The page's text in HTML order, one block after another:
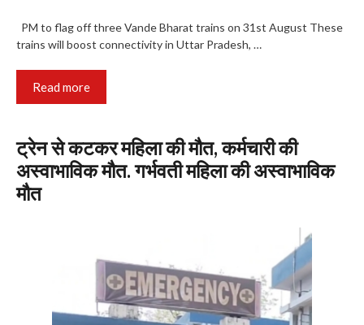
PM to flag off three Vande Bharat trains on 31st August These
trains will boost connectivity in Uttar Pradesh, …
Read more
ट्रेन से कटकर महिला की मौत, कर्मचारी की
अस्वाभाविक मौत. गर्भवती महिला की अस्वाभाविक
मौत